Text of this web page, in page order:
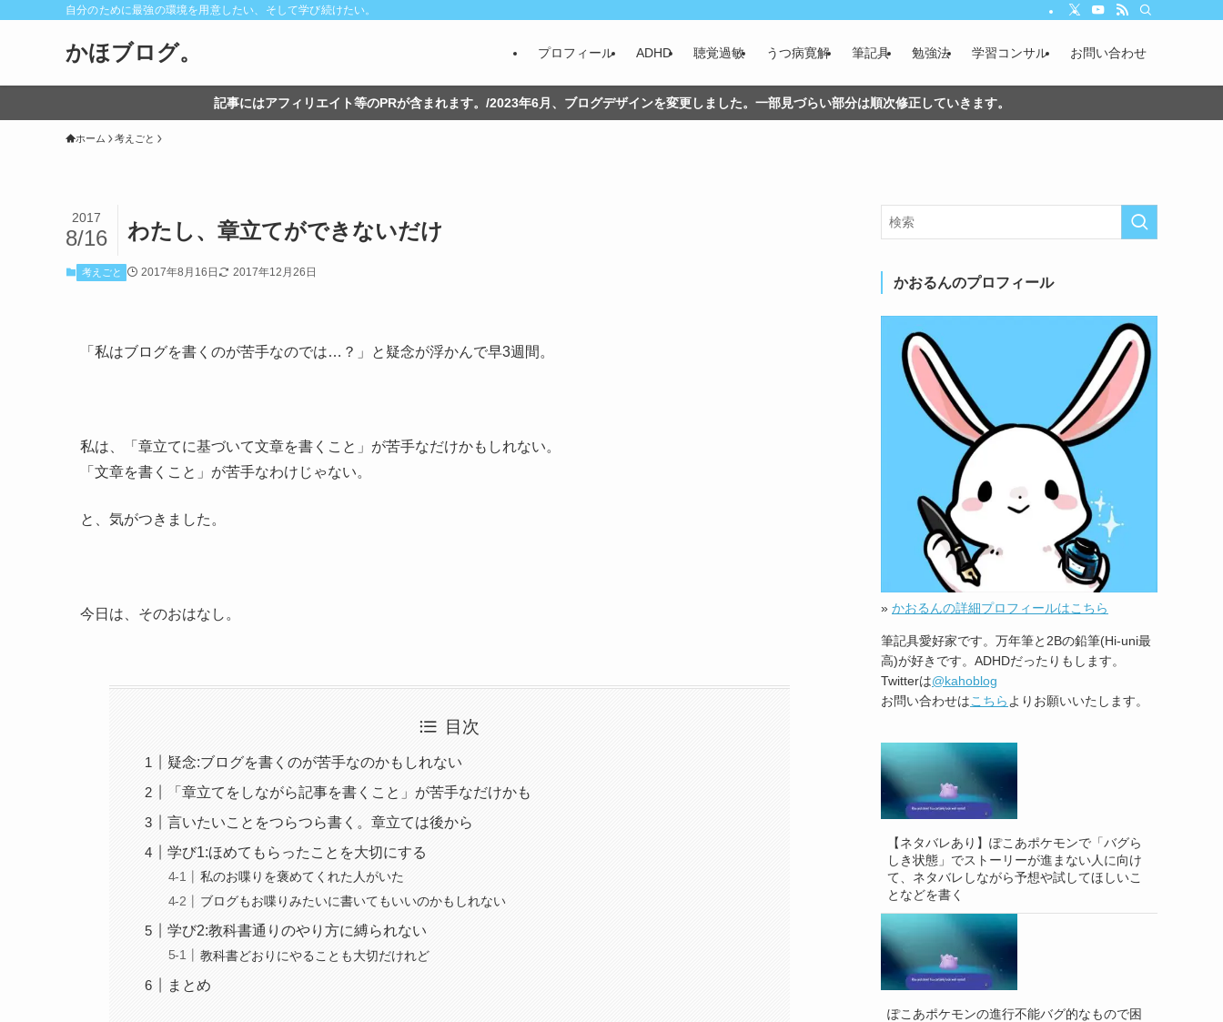
自分のために最強の環境を用意したい、そして学び続けたい。
かほブログ。 プロフィール ADHD 聴覚過敏 うつ病寛解 筆記具 勉強法 学習コンサル お問い合わせ
記事にはアフィリエイト等のPRが含まれます。/2023年6月、ブログデザインを変更しました。一部見づらい部分は順次修正していきます。
ホーム 考えごと
わたし、章立てができないだけ
2017
8/16
考えごと 2017年8月16日 2017年12月26日
「私はブログを書くのが苦手なのでは…？」と疑念が浮かんで早3週間。
私は、「章立てに基づいて文章を書くこと」が苦手なだけかもしれない。
「文章を書くこと」が苦手なわけじゃない。
と、気がつきました。
今日は、そのおはなし。
目次
疑念:ブログを書くのが苦手なのかもしれない
「章立てをしながら記事を書くこと」が苦手なだけかも
言いたいことをつらつら書く。章立ては後から
学び1:ほめてもらったことを大切にする
私のお喋りを褒めてくれた人がいた
ブログもお喋りみたいに書いてもいいのかもしれない
学び2:教科書通りのやり方に縛られない
教科書どおりにやることも大切だけれど
まとめ
かおるんのプロフィール
» かおるんの詳細プロフィールはこちら
筆記具愛好家です。万年筆と2Bの鉛筆(Hi-uni最
高)が好きです。ADHDだったりもします。
Twitterは@kahoblog
お問い合わせはこちら よりお願いいたします。
【ネタバレあり】ぽこあポケモンで「バグら
しき状態」でストーリーが進まない人に向け
て、ネタバレしながら予想や試してほしいこ
となどを書く
ぽこあポケモンの進行不能バグ的なもので困